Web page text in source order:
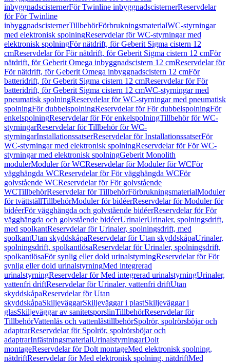
inbyggnadscisternerFör Twinline inbyggnadscisternerReservdelar
för För Twinline
inbyggnadscisternerTillbehörFörbrukningsmaterialWC-styrningar
med elektronisk spolningReservdelar för WC-styrningar med
elektronisk spolningFör nätdrift, för Geberit Sigma cistern 12
cmReservdelar för För nätdrift, för Geberit Sigma cistern 12 cmFör
nätdrift, för Geberit Omega inbyggnadscistern 12 cmReservdelar för
För nätdrift, för Geberit Omega inbyggnadscistern 12 cmFör
batteridrift, för Geberit Sigma cistern 12 cmReservdelar för För
batteridrift, för Geberit Sigma cistern 12 cmWC-styrningar med
pneumatisk spolningReservdelar för WC-styrningar med pneumatisk
spolningFör dubbelspolningReservdelar för För dubbelspolningFör
enkelspolningReservdelar för För enkelspolningTillbehör för WC-
styrningarReservdelar för Tillbehör för WC-
styrningarInstallationssatserReservdelar för InstallationssatserFör
WC-styrningar med elektronisk spolningReservdelar för För WC-
styrningar med elektronisk spolningGeberit Monolith
modulerModuler för WCReservdelar för Moduler för WCFör
vägghängda WCReservdelar för För vägghängda WCFör
golvstående WCReservdelar för För golvstående
WCTillbehörReservdelar för TillbehörFörbrukningsmaterialModuler
för tvättställTillbehörModuler för bidéerReservdelar för Moduler för
bidéerFör vägghängda och golvstående bidéerReservdelar för För
vägghängda och golvstående bidéerUrinalerUrinaler, spolningsdrift,
med spolkantReservdelar för Urinaler, spolningsdrift, med
spolkantUtan skyddskåpaReservdelar för Utan skyddskåpaUrinaler,
spolningsdrift, spolkantlösaReservdelar för Urinaler, spolningsdrift,
spolkantlösaFör synlig eller dold urinalstyrningReservdelar för För
synlig eller dold urinalstyrningMed integrerad
urinalstyrningReservdelar för Med integrerad urinalstyrningUrinaler,
vattenfri driftReservdelar för Urinaler, vattenfri driftUtan
skyddskåpaReservdelar för Utan
skyddskåpaSkiljeväggarSkiljeväggar i plastSkiljeväggar i
glasSkiljeväggar av sanitetsporslinTillbehörReservdelar för
TillbehörVattenlås och vattenlåstillbehörSpolrör, spolrörsböjar och
adaptrarReservdelar för Spolrör, spolrörsböjar och
adaptrarInfästningsmaterialUrinalstyrningarDolt
montageReservdelar för Dolt montageMed elektronisk spolning,
nätdriftReservdelar för Med elektronisk spolning, nätdriftMed